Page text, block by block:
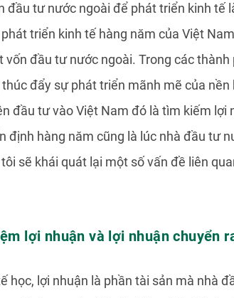
đầu tư nước ngoài để phát triển kinh
triển kinh tế hàng năm của Việt
vốn đầu tư nước ngoài. Trong các
đẩy sự phát triển mãnh mẽ của
đầu tư vào Việt Nam đó là tìm kiếm
định hàng năm cũng là lúc nhà đầu tư
sẽ khái quát lại một số vấn đề liên
lợi nhuận và lợi nhuận chuyển
học, lợi nhuận là phần tài sản mà nhà